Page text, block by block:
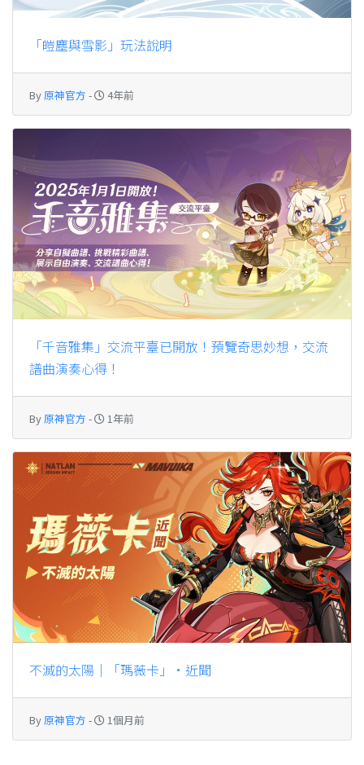
「皚塵與雪影」玩法說明
By 原神官方 - 4年前
「千音雅集」交流平臺已開放！預覽奇思妙想，交流
譜曲演奏心得！
By 原神官方 - 1年前
不滅的太陽｜「瑪薇卡」·近聞
By 原神官方 - 1個月前